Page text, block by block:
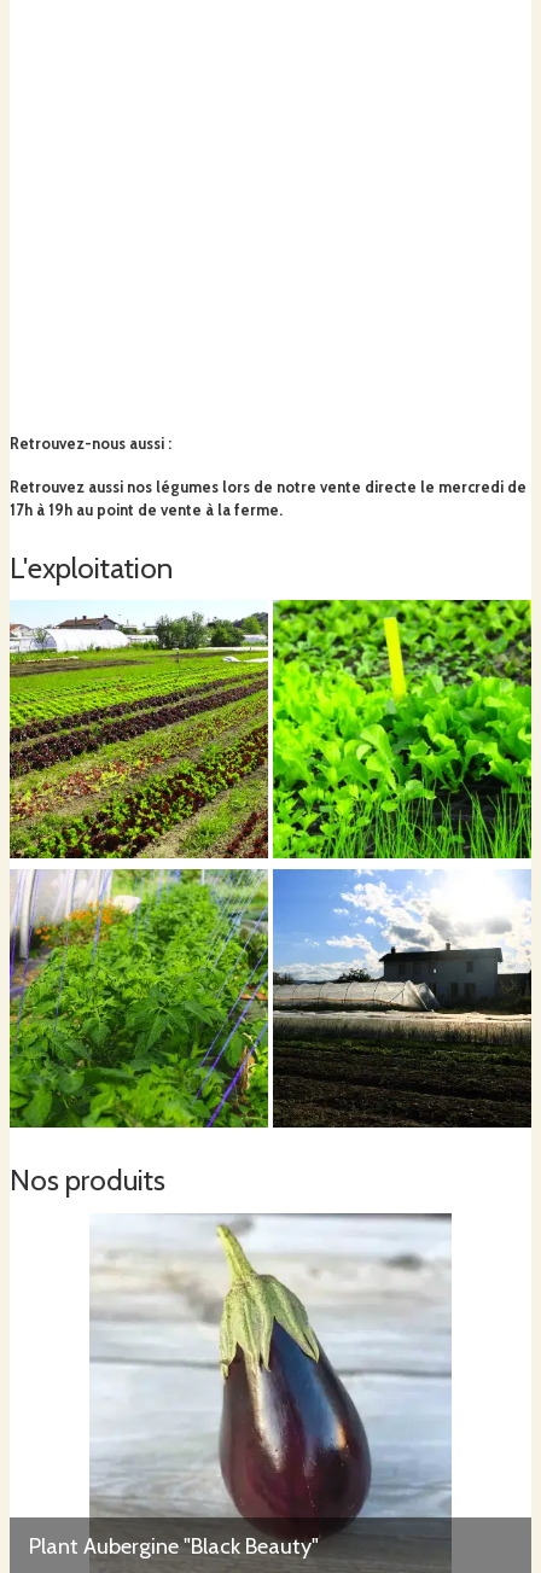
Retrouvez-nous aussi :
Retrouvez aussi nos légumes lors de notre vente directe le mercredi de
17h à 19h au point de vente à la ferme.
L'exploitation
Nos produits
Plant Aubergine "Black Beauty"